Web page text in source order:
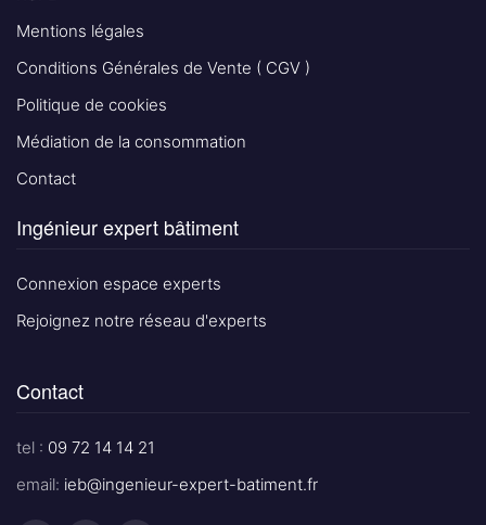
Mentions légales
Conditions Générales de Vente ( CGV )
Politique de cookies
Médiation de la consommation
Contact
Ingénieur expert bâtiment
Connexion espace experts
Rejoignez notre réseau d'experts
Contact
tel : 09 72 14 14 21
email: ieb@ingenieur-expert-batiment.fr